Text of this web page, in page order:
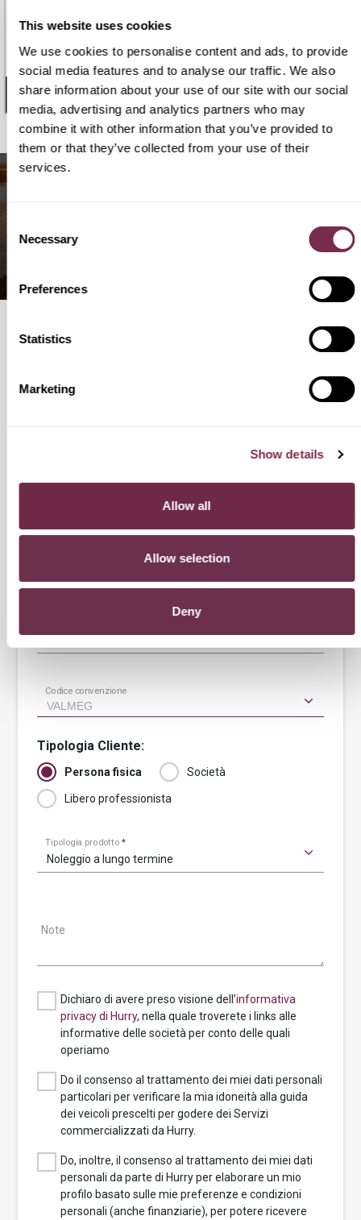
This website uses cookies
We use cookies to personalise content and ads, to provide
social media features and to analyse our traffic. We also
share information about your use of our site with our social
media, advertising and analytics partners who may
combine it with other information that you’ve provided to
them or that they’ve collected from your use of their
services.
Selection
Necessary
Preferences
Statistics
Marketing
Show details
Allow all
Allow selection
Deny
NISSAN QASHQAI
- 28 GIORNI 3 DISPONIBILI
che cercavi?
CAP*
Tipologia Cliente:
Persona fisica Società
Libero professionista
Tipologia prodotto*
Noleggio a lungo termine
Note
Dichiaro di avere preso visione dell’informativa
privacy di Hurry, nella quale troverete i links alle
informative delle società per conto delle quali
operiamo
Do il consenso al trattamento dei miei dati personali
particolari per verificare la mia idoneità alla guida
dei veicoli prescelti per godere dei Servizi
commercializzati da Hurry.
Do, inoltre, il consenso al trattamento dei miei dati
personali da parte di Hurry per elaborare un mio
profilo basato sulle mie preferenze e condizioni
personali (anche finanziarie), per potere ricevere